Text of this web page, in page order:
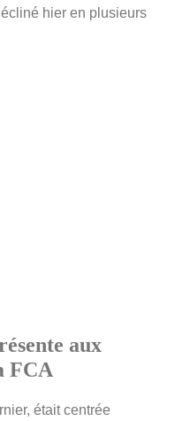
hier en plusieurs
aux
FCA
était centrée